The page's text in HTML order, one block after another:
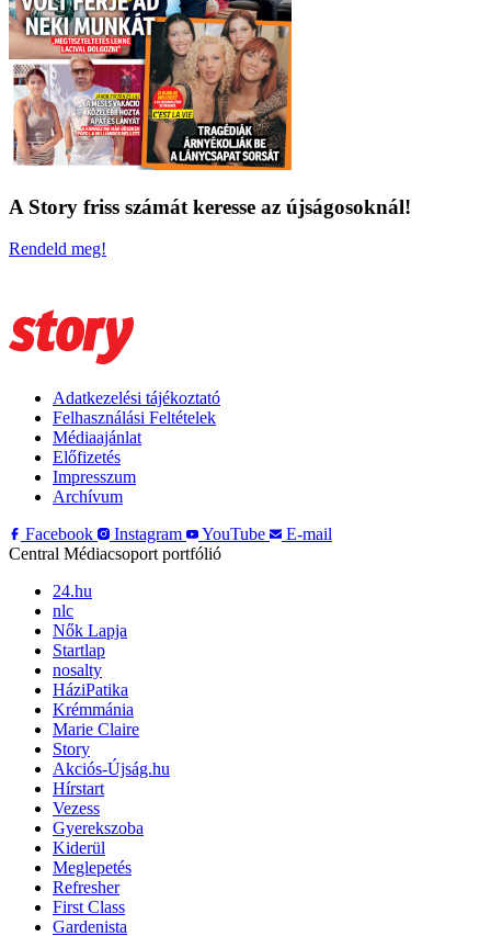
A Story friss számát keresse az újságosoknál!
Rendeld meg!
Adatkezelési tájékoztató
Felhasználási Feltételek
Médiaajánlat
Előfizetés
Impresszum
Archívum
Facebook
Instagram YouTube
E-mail
Central Médiacsoport portfólió
24.hu
nlc
Nők Lapja
Startlap
nosalty
HáziPatika
Krémmánia
Marie Claire
Story
Akciós-Újság.hu
Hírstart
Vezess
Gyerekszoba
Kiderül
Meglepetés
Refresher
First Class
Gardenista